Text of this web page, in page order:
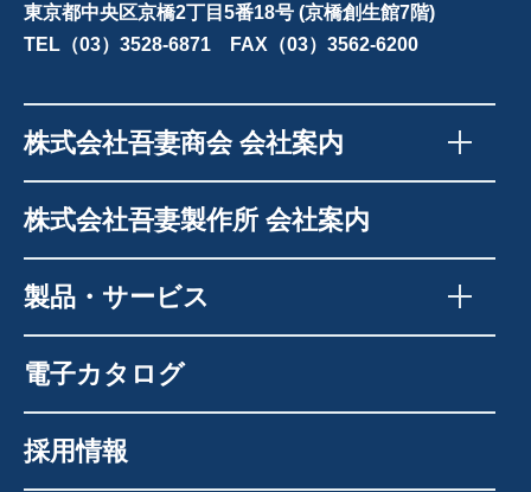
東京都中央区京橋2丁目5番18号 (京橋創生館7階)
TEL（03）3528-6871 FAX（03）3562-6200
株式会社吾妻商会 会社案内
株式会社吾妻製作所 会社案内
製品・サービス
電子カタログ
採用情報